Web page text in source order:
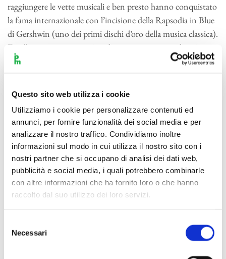
Questo sito web utilizza i cookie
Utilizziamo i cookie per personalizzare contenuti ed
annunci, per fornire funzionalità dei social media e per
analizzare il nostro traffico. Condividiamo inoltre
informazioni sul modo in cui utilizza il nostro sito con i
nostri partner che si occupano di analisi dei dati web,
pubblicità e social media, i quali potrebbero combinarle
con altre informazioni che ha fornito loro o che hanno
raccolto dal suo utilizzo dei loro servizi.
delNecessari
raggiungere le vette musicali e ben presto hanno conquistato
la fama internazionale con l’incisione della Rapsodia in Blue
di Gershwin (uno dei primi dischi d’oro della musica classica).
Da allora sono protagoniste di una carriera straordinaria con
concerti in tutto il mondo. Ospiti regolari delle orchestre più
Rundfunk, le Orchestre Sinfoniche di Boston, Chicago e
Cleveland, la Gewandhausorchester di Lipsia, la London
Symphony Orchestra e La London Philharmonic Orchestra,
la Los Angeles Philharmonic, la Philadelphia Orchestra, la
Staatskapelle di Dresda, i Wiener Philharmoniker e
l’Orchestra Filarmonica della Scala. Fra i direttori con cui
hanno collaborato si annoverano Semyon Bychkov, Sir
Colin Davis, Gustavo Dudamel, Charles Dutoit, Sir John
Zubin Mehta, Seiji Ozawa, Antonio Pappano, Georges
Pretre, Sir Simon Ratte, Esa-Pekka Salonen, Leonard Slatkin